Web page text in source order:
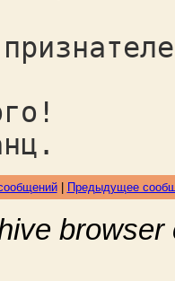
| Предыдущее